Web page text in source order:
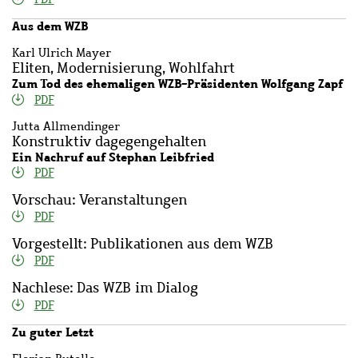
Aus dem WZB
Karl Ulrich Mayer
Eliten, Modernisierung, Wohlfahrt
Zum Tod des ehemaligen WZB-Präsidenten Wolfgang Zapf
PDF
Jutta Allmendinger
Konstruktiv dagegengehalten
Ein Nachruf auf Stephan Leibfried
PDF
Vorschau: Veranstaltungen
PDF
Vorgestellt: Publikationen aus dem WZB
PDF
Nachlese: Das WZB im Dialog
PDF
Zu guter Letzt